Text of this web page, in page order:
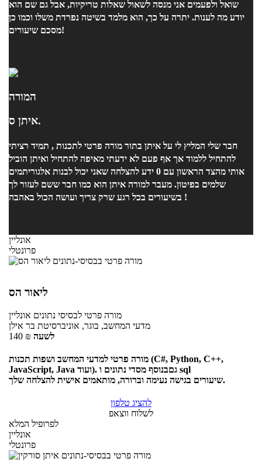
שואל ולפעמים אני מנסה לשאול שאלות טריקיות, אבל גם שם הוא
יודע מה לענות. יתרה על כך, הוא מלמד בשיטה נפרדת משלו וכמו כן
מסכם שיעורים!
המורה
איתן ס.
חבר שלי המליץ לי על איתן בתור מורה פרטי לתכנות , תמיד רציתי
להתחיל ללמוד אך אף פעם לא ידעתי מאיפה להתחיל ואיתן הוביל
אותי מהצד הראשון עם 0 ידע להצלחה שאני יכול לבנות אלגוריתמים
שלמים בפיטון. מעבר למורה איתן הוא כמו חבר ששם לעזור לך
בשיעורים בכל רגע שרק צריך ועושה הכול באהבה !
אונליין
פרונטלי
ליאור הס
מורה פרטי לבסיסי נתונים אונליין
מדעי המחשב, בוגר, אוניברסיטת בר אילן
140 ₪ לשעה
מורה פרטי למדעי המחשב ושפות תכנות (C#, Python, C++,
JavaScript, Java ועוד). גםבנוסף מסדי נתונים ו sql
שיעורים בגישה נעימה וברורה, מותאמים אישית להצלחה שלך.
להציג טלפון
לשלוח ווצאפ
לפרופיל המלא
אונליין
פרונטלי